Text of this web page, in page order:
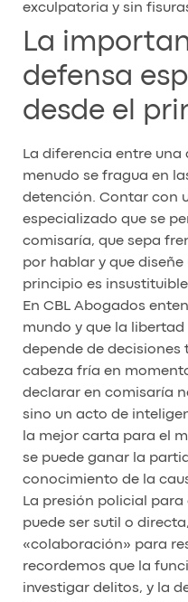
exculpatoria y sin
La
defensa
desde el
La diferencia entre
menudo se fragua en
detención. Contar con
especializado que se
comisaría, que sepa
por hablar y que diseñe
principio es insustituible.
En CBL Abogados
mundo y que la
depende de
cabeza fría en
declarar en comisaría
sino un acto de
la mejor carta para el
se puede ganar la
conocimiento de la
La presión policial
puede ser sutil o
«colaboración» para
recordemos que la
investigar delitos, y la